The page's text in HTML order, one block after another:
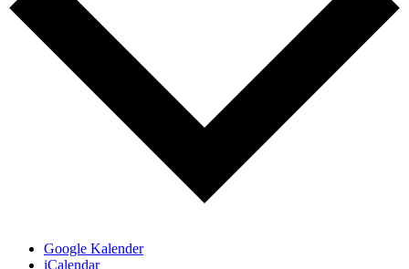
Google Kalender
iCalendar